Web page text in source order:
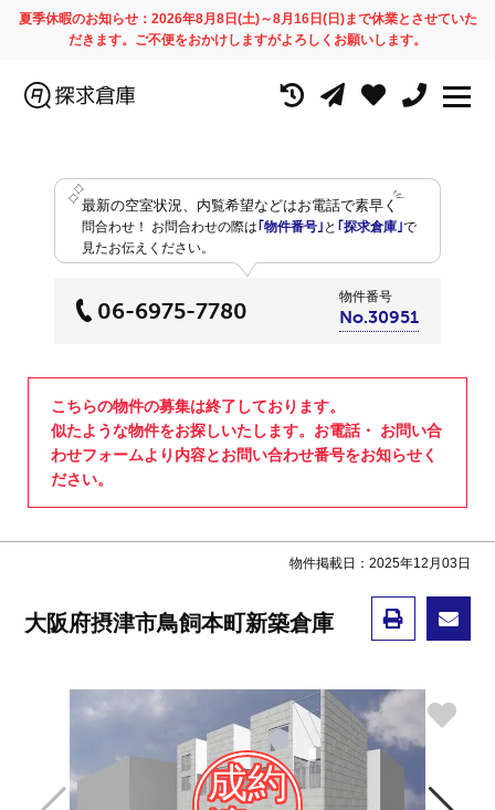
夏季休暇のお知らせ：2026年8月8日(土)～8月16日(日)まで休業とさせていた
だきます。ご不便をおかけしますがよろしくお願いします。
最新の空室状況、内覧希望などはお電話で素早く
問合わせ！ お問合わせの際は ｢物件番号｣ と ｢探求倉庫｣で
見たお伝えください。
06-6975-7780
物件番号
No.30951
こちらの物件の募集は終了しております。
似たような物件をお探しいたします。お電話・ お問い合
わせフォームより内容とお問い合わせ番号をお知らせく
ださい。
物件掲載日：2025年12月03日
大阪府摂津市鳥飼本町新築倉庫